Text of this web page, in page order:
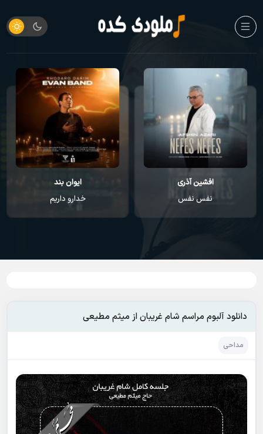
افشین آذری
نفس نفس
ایوان بند
خدارو داریم
دانلود آلبوم مراسم شام غریبان از میثم مطیعی
مداحی